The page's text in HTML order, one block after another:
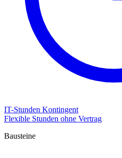
IT-Stunden Kontingent
Flexible Stunden ohne Vertrag
Bausteine